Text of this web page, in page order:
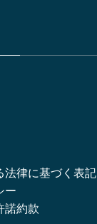
法律に基づく表記
ー
諾約款